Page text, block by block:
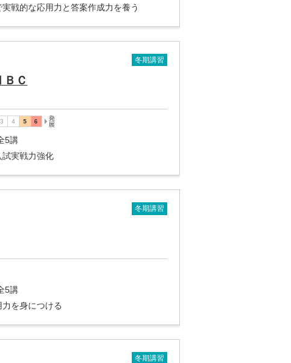
戦的な応用力と答案作成力を養う
冬期講習
Ｃ
5講
試実戦力強化
冬期講習
5講
を身につける
冬期講習